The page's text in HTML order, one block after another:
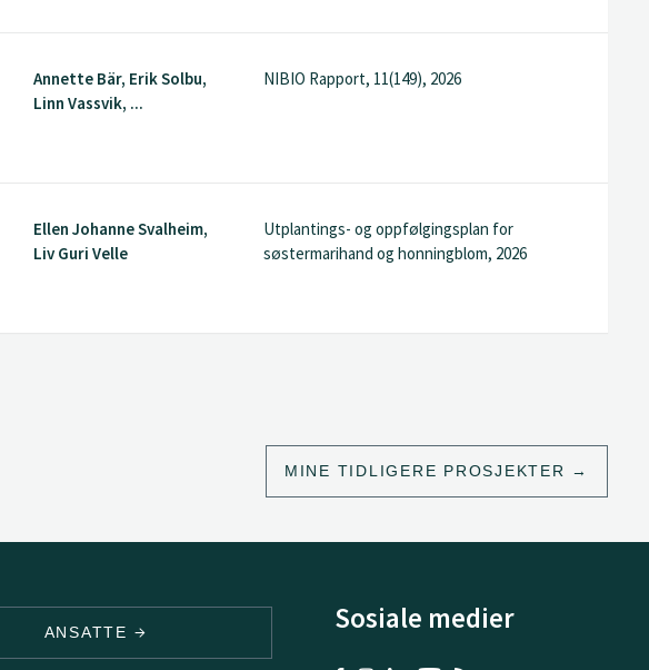
Annette Bär, Erik Solbu,
Linn Vassvik, ...
NIBIO Rapport, 11(149), 2026
Ellen Johanne Svalheim,
Liv Guri Velle
Utplantings- og oppfølgingsplan for
søstermarihand og honningblom, 2026
MINE TIDLIGERE PROSJEKTER
ANSATTE Sosiale medier